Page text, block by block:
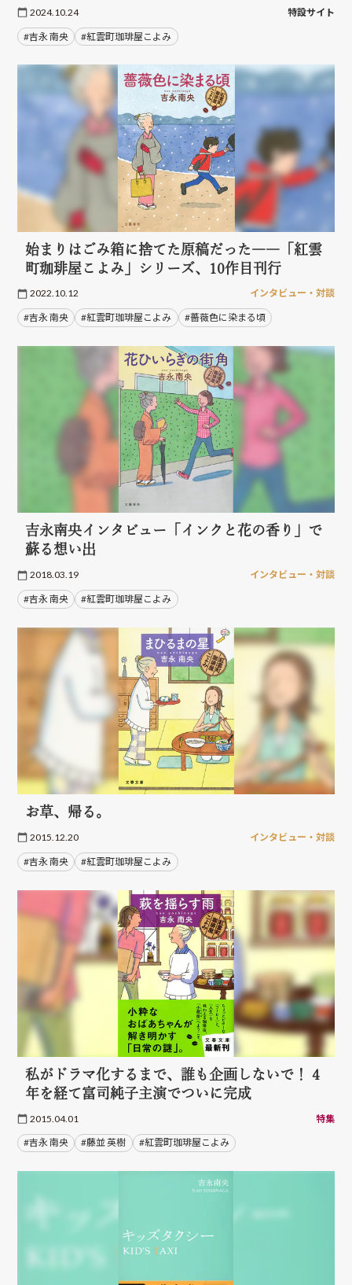
2024.10.24 特設サイト
#吉永 南央 #紅雲町珈琲屋こよみ
始まりはごみ箱に捨てた原稿だった――「紅雲
町珈琲屋こよみ」シリーズ、10作目刊行
2022.10.12 インタビュー・対談
#吉永 南央 #紅雲町珈琲屋こよみ #薔薇色に染まる頃
吉永南央インタビュー「インクと花の香り」で
蘇る想い出
2018.03.19 インタビュー・対談
#吉永 南央 #紅雲町珈琲屋こよみ
お草、帰る。
2015.12.20 インタビュー・対談
#吉永 南央 #紅雲町珈琲屋こよみ
私がドラマ化するまで、誰も企画しないで！ 4
年を経て富司純子主演でついに完成
2015.04.01 特集
#吉永 南央 #藤並 英樹 #紅雲町珈琲屋こよみ